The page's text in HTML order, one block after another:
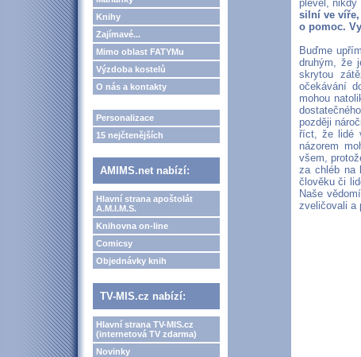
Knihy
Zajímavé...
Mimo oblast FATYMu
Výzdoba kostelů
O nás a kontakty
Personalizace
15 nejčtenějších
AMIMS.net nabízí:
Hlavní strana apoštolát
A.M.I.M.S.
Knihovna on-line
Comicsy
Objednávky knih
TV-MIS.cz nabízí:
Hlavní strana TV-MIS.cz
(internetová TV zdarma)
Novinky
plevel, nikdy
silní ve
o pomoc.
Buďme
druhým, že
skrytou
očekávání
mohou
později
říct, že lidé
názorem
všem,
za chléb na
člověku či
Naše
zveličovali a